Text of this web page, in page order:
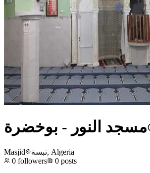
مسجد النور - بوخضرة
Masjid
تبسة, Algeria
0 followers 0 posts